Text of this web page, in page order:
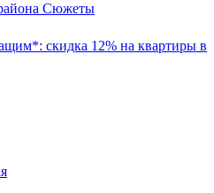
Сюжеты
скидка 12% на квартиры в